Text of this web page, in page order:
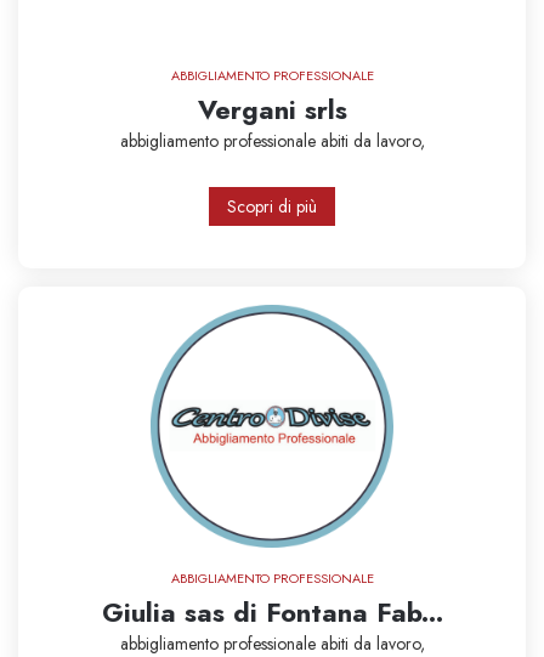
ABBIGLIAMENTO PROFESSIONALE
Vergani srls
abbigliamento professionale abiti da lavoro,
Scopri di più
ABBIGLIAMENTO PROFESSIONALE
Giulia sas di Fontana Fab...
abbigliamento professionale abiti da lavoro,